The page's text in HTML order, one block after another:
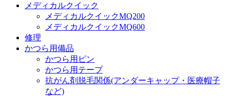
メディカルクイック
メディカルクイックMQ200
メディカルクイックMQ600
修理
かつら用備品
かつら用ピン
かつら用テープ
抗がん剤脱毛関係(アンダーキャップ・医療帽子
など)